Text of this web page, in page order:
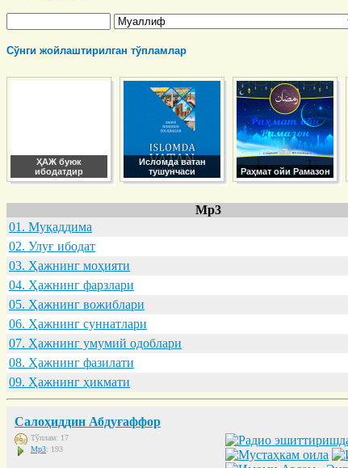
Сўнги жойлаштирилган тўпламлар
ҲАЖ буюк
ибодатдир
Исломда ватан
тушунчаси
Раҳмат ойи Рамазон
Mp3
01. Муқaддимa
02. Улуғ ибодaт
03. Ҳaжнинг моҳияти
04. Ҳaжнинг фaрзлaри
05. Ҳaжнинг вожиблaри
06. Ҳaжнинг суннaтлaри
07. Ҳaжнинг умумий одоблaри
08. Ҳaжнинг фaзилaти
09. Ҳaжнинг ҳикмaти
Салоҳиддин Абдуғаффор
Тўплам: 17
Mp3: 193